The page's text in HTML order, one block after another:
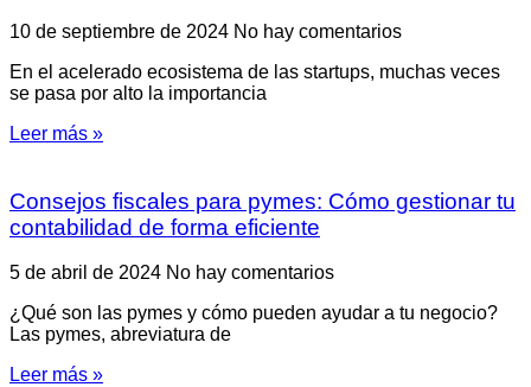
10 de septiembre de 2024 No hay comentarios
En el acelerado ecosistema de las startups, muchas veces
se pasa por alto la importancia
Leer más »
Consejos fiscales para pymes: Cómo gestionar tu
contabilidad de forma eficiente
5 de abril de 2024 No hay comentarios
¿Qué son las pymes y cómo pueden ayudar a tu negocio?
Las pymes, abreviatura de
Leer más »